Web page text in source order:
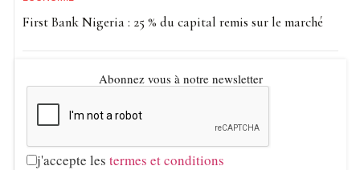
First Bank Nigeria : 25 % du capital remis sur le marché
Abonnez vous à notre newsletter
j'accepte les termes et conditions